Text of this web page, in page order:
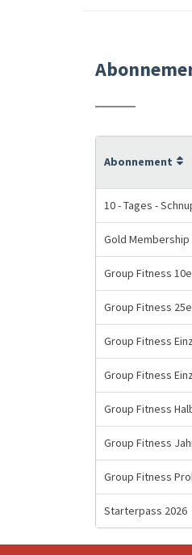
Abonnement
10 - Tages -
Gold
Group Fitness
Group Fitness
Group Fitness
Group Fitness
Group Fitness
Group Fitness
Group Fitness
Starterpass 2026